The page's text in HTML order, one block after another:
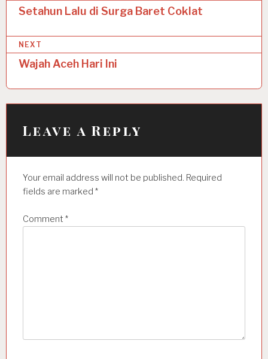
o
s
t
n
a
v
Setahun Lalu di Surga Baret Coklat
NEXT
Wajah Aceh Hari Ini
Leave a Reply
Your email address will not be published. Required
fields are marked *
Comment *